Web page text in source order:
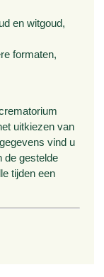
en witgoud,
formaten,
uitkiezen van
vind u
de gestelde
tijden een